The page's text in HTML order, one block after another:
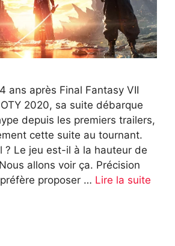
ans après Final Fantasy VII
2020, sa suite débarque
depuis les premiers trailers,
cette suite au tournant.
? Le jeu est-il à la hauteur de
allons voir ça. Précision
proposer … Lire la suite